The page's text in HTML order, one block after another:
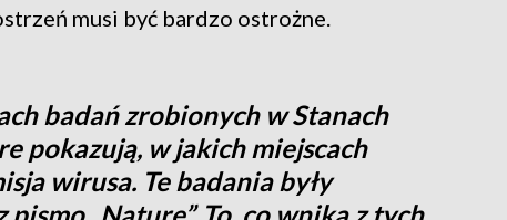
musi być bardzo ostrożne.
badań zrobionych w Stanach
pokazują, w jakich miejscach
wirusa. Te badania były